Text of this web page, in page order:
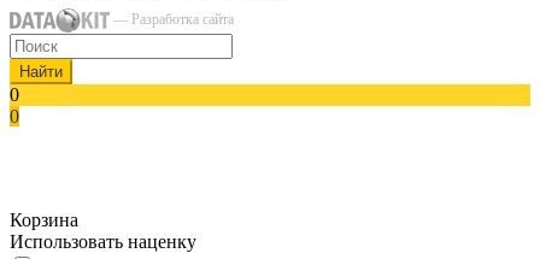
— Разработка сайта
Найти
0
0
Корзина
Использовать наценку